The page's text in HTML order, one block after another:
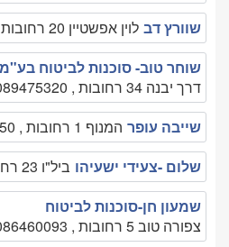
שוורץ דב לוין אפשטיין 20 רחובות , 089363616
שוחר טוב- סוכנות לביטוח בע"מ
דרך יבנה 34 רחובות , 089475320
שייבה עופר המנוף 1 רחובות , 089476150
שלום -צעידי ישעיהו ביל"ו 23 רחובות , 089450196
שמעון חן-סוכנות לביטוח
צפורה טוב 5 רחובות , 086460093